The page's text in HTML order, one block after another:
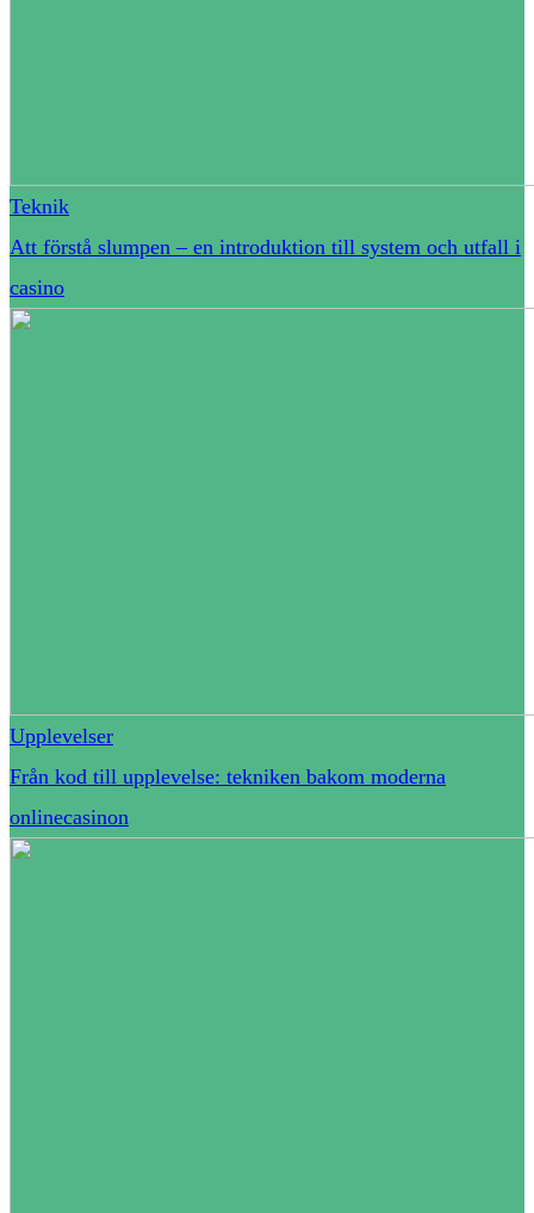
Teknik
Att förstå slumpen – en introduktion till system och utfall i
casino
Upplevelser
Från kod till upplevelse: tekniken bakom moderna
onlinecasinon